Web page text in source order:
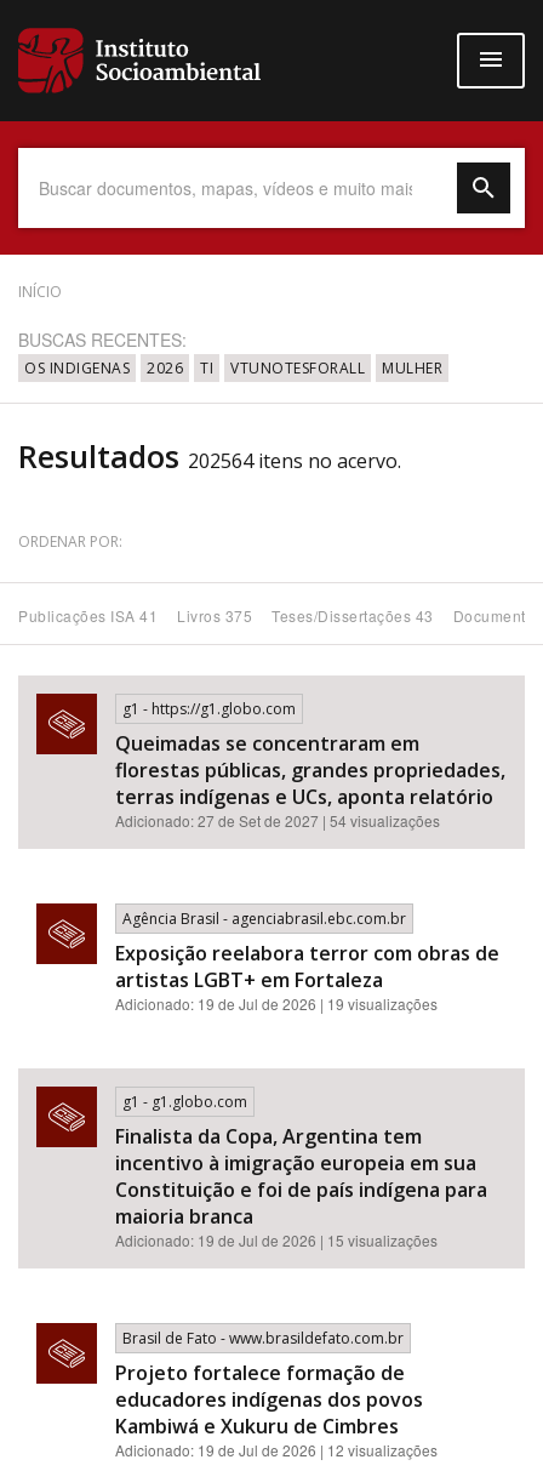
para
conteúdo
Data do Documento
Até
Povo Indígena
Subtema
Área de Levantamento
Área Protegida
BUSCAR
INÍCIO
BUSCAS RECENTES:
OS INDIGENAS 2026 TI VTUNOTESFORALL MULHER
Resultados 202564 itens no acervo.
ORDENAR POR:
Publicações ISA 41 Livros 375 Teses/Dissertações 43
g1 - https://g1.globo.com
Queimadas se concentraram em
florestas públicas, grandes propriedades,
terras indígenas e UCs, aponta relatório
Adicionado: 27 de Set de 2027 | 54 visualizações
Agência Brasil - agenciabrasil.ebc.com.br
Exposição reelabora terror com obras de
artistas LGBT+ em Fortaleza
Adicionado: 19 de Jul de 2026 | 19 visualizações
g1 - g1.globo.com
Finalista da Copa, Argentina tem
incentivo à imigração europeia em sua
Constituição e foi de país indígena para
maioria branca
Adicionado: 19 de Jul de 2026 | 15 visualizações
Brasil de Fato - www.brasildefato.com.br
Projeto fortalece formação de
educadores indígenas dos povos
Kambiwá e Xukuru de Cimbres
Adicionado: 19 de Jul de 2026 | 12 visualizações